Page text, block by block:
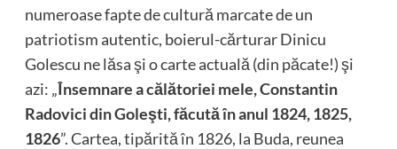
numeroase fapte de cultură marcate de un
patriotism autentic, boierul-cărturar Dinicu
Golescu ne lăsa şi o carte actuală (din păcate!) şi
azi: „Însemnare a călătoriei mele, Constantin
Radovici din Goleşti, făcută în anul 1824, 1825,
1826”. Cartea, tipărită în 1826, la Buda, reunea